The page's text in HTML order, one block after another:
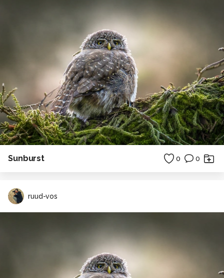
Sunburst 0 0
ruud-vos